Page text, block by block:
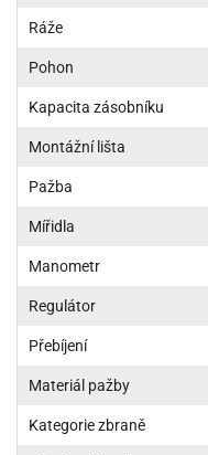
Ráže
Pohon
Kapacita zásobníku
Montážní lišta
Pažba
Mířidla
Manometr
Regulátor
Přebíjení
Materiál pažby
Kategorie zbraně